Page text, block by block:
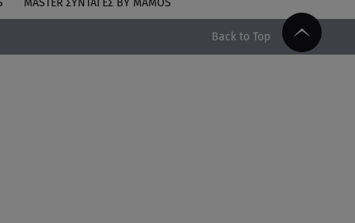
MASTER ΣΥΝΤΑΓΈΣ BY MAMOS
Back to Top